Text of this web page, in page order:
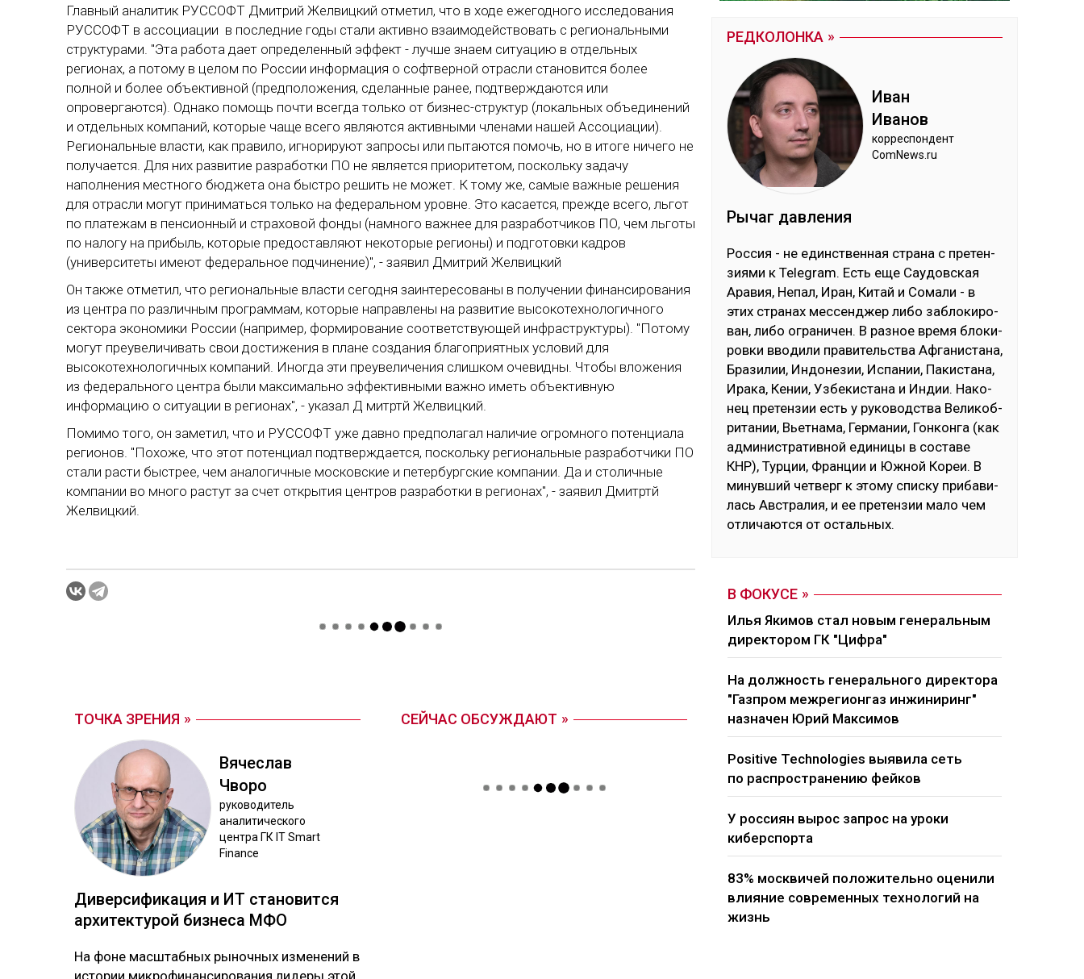
Главный аналитик РУССОФТ Дмитрий Желвицкий отметил, что в ходе ежегодного исследования
РУССОФТ в ассоциации в последние годы стали активно взаимодействовать с региональными
структурами. "Эта работа дает определенный эффект - лучше знаем ситуацию в отдельных
регионах, а потому в целом по России информация о софтверной отрасли становится более
полной и более объективной (предположения, сделанные ранее, подтверждаются или
опровергаются). Однако помощь почти всегда только от бизнес-структур (локальных объединений
и отдельных компаний, которые чаще всего являются активными членами нашей Ассоциации).
Региональные власти, как правило, игнорируют запросы или пытаются помочь, но в итоге ничего не
получается. Для них развитие разработки ПО не является приоритетом, поскольку задачу
наполнения местного бюджета она быстро решить не может. К тому же, самые важные решения
для отрасли могут приниматься только на федеральном уровне. Это касается, прежде всего, льгот
по платежам в пенсионный и страховой фонды (намного важнее для разработчиков ПО, чем льготы
по налогу на прибыль, которые предоставляют некоторые регионы) и подготовки кадров
(университеты имеют федеральное подчинение)", - заявил Дмитрий Желвицкий
Он также отметил, что региональные власти сегодня заинтересованы в получении финансирования
из центра по различным программам, которые направлены на развитие высокотехнологичного
сектора экономики России (например, формирование соответствующей инфраструктуры). "Потому
могут преувеличивать свои достижения в плане создания благоприятных условий для
высокотехнологичных компаний. Иногда эти преувеличения слишком очевидны. Чтобы вложения
из федерального центра были максимально эффективными важно иметь объективную
информацию о ситуации в регионах", - указал Д митртй Желвицкий.
Помимо того, он заметил, что и РУССОФТ уже давно предполагал наличие огромного потенциала
регионов. "Похоже, что этот потенциал подтверждается, поскольку региональные разработчики ПО
стали расти быстрее, чем аналогичные московские и петербургские компании. Да и столичные
компании во много растут за счет открытия центров разработки в регионах", - заявил Дмитртй
Желвицкий.
ТОЧКА ЗРЕНИЯ
Вя­чес­лав
Чво­ро
ру­ково­дитель
ана­лити­чес­ко­го
цен­тра ГК IT Smart
Finance
Ди­вер­си­фика­ция и ИТ ста­новит­ся
ар­хи­тек­ту­рой биз­не­са МФО
На фо­не мас­штаб­ных ры­ноч­ных из­ме­не­ний в
ис­то­рии мик­ро­фи­нан­си­ро­ва­ния ли­де­ры этой
СЕЙЧАС ОБСУЖДАЮТ
РЕДКОЛОНКА
Иван
Ива­нов
кор­рес­пон­дент
ComNews.ru
Ры­чаг дав­ле­ния
Рос­сия - не единс­твен­ная стра­на с пре­тен­
зия­ми к Telegram. Есть еще Сау­дов­ская
Ара­вия, Не­пал, Иран, Ки­тай и Со­ма­ли - в
этих стра­нах мес­сен­джер ли­бо заб­ло­ки­ро­
ван, ли­бо ог­ра­ни­чен. В раз­ное вре­мя бло­ки­
ров­ки вво­ди­ли пра­ви­тель­ства Аф­га­нис­та­на,
Бра­зи­лии, Ин­до­не­зии, Ис­па­нии, Па­кис­та­на,
Ира­ка, Ке­нии, Уз­бе­кис­та­на и Ин­дии. На­ко­
нец пре­тен­зии есть у ру­ко­водс­тва Ве­ли­коб­
ри­та­нии, Вь­ет­на­ма, Гер­ма­нии, Гон­кон­га (как
ад­ми­нис­тра­тив­ной еди­ни­цы в сос­та­ве
КНР), Тур­ции, Фран­ции и Юж­ной Ко­реи. В
ми­нув­ший чет­верг к это­му спис­ку при­ба­ви­
лась Авс­тра­лия, и ее пре­тен­зии ма­ло чем
от­ли­чают­ся от ос­таль­ных.
В ФОКУСЕ
Илья Якимов стал новым генеральным
директором ГК "Цифра"
На должность генерального директора
"Газпром межрегионгаз инжиниринг"
назначен Юрий Максимов
Positive Technologies выявила сеть
по распространению фейков
У россиян вырос запрос на уроки
киберспорта
83% москвичей положительно оценили
влияние современных технологий на
жизнь